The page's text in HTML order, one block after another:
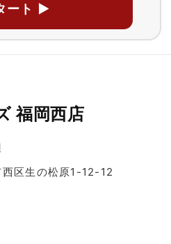
ート ▶
福岡西店
区生の松原1-12-12